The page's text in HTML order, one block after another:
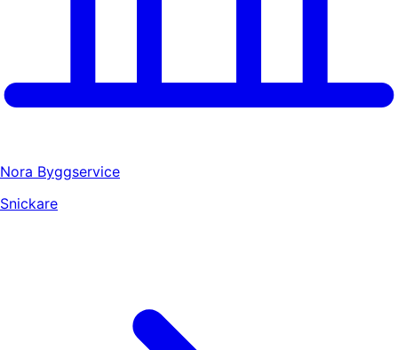
Nora Byggservice
Snickare